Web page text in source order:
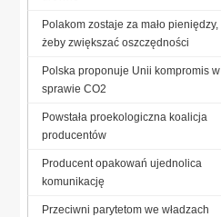
Polakom zostaje za mało pieniędzy,
żeby zwiększać oszczędności
Polska proponuje Unii kompromis w
sprawie CO2
Powstała proekologiczna koalicja
producentów
Producent opakowań ujednolica
komunikację
Przeciwni parytetom we władzach